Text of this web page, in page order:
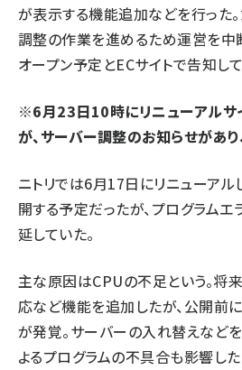
が表示する機能追加などを行った
調整の作業を進めるため運営を中
オープン予定とECサイトで告知して
※6月23日10時にリニューアルサ
が、サーバー調整のお知らせがあり
ニトリでは6月17日にリニューアル
開する予定だったが、プログラム
延していた。
主な原因はCPUの不足という。将
応など機能を追加したが、公開前
が発覚。サーバーの入れ替えなど
よるプログラムの不具合も影響した